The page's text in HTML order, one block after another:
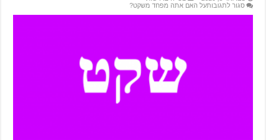
סגור לתגובותעל האם אתה מפחד משקט?